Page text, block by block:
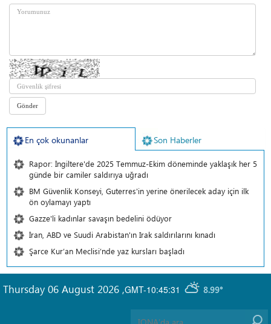
En çok okunanlar Son Haberler
Rapor: İngiltere'de 2025 Temmuz-Ekim döneminde yaklaşık her 5
günde bir camiler saldırıya uğradı
BM Güvenlik Konseyi, Guterres'in yerine önerilecek aday için ilk
ön oylamayı yaptı
Gazze'li kadınlar savaşın bedelini ödüyor
İran, ABD ve Suudi Arabistan'ın Irak saldırılarını kınadı
Şarce Kur’an Meclisi’nde yaz kursları başladı
GMT-10:45:31 8.99°
Thursday 06 August 2026 ,